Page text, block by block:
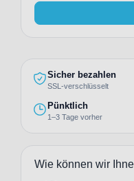
Sicher bezahlen
SSL-verschlüsselt
Pünktlich
1–3 Tage vorher
Wie können wir